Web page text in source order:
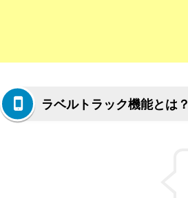
ラベルトラック機能とは？